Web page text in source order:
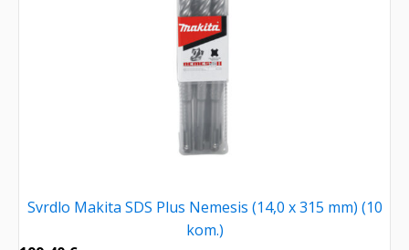
Svrdlo Makita SDS Plus Nemesis (14,0 x 315 mm) (10
kom.)